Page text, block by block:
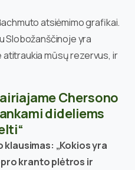
atsiėmimo grafikai.
Slobožanščinoje yra
atitraukia mūsų rezervus, ir
Chersono
dideliems
„Kokios yra
kranto plėtros ir